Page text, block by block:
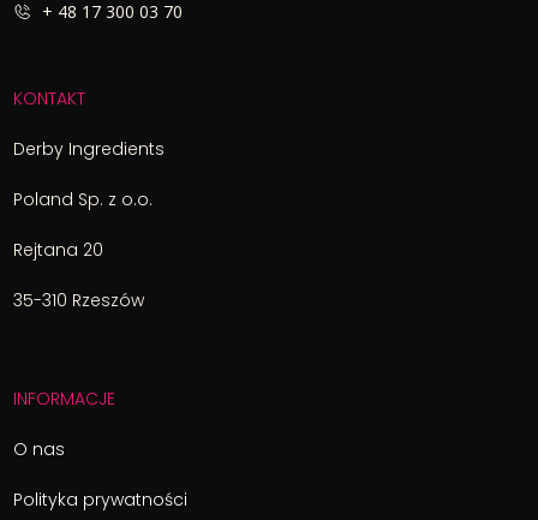
+ 48 17 300 03 70
KONTAKT
Derby Ingredients
Poland Sp. z o.o.
Rejtana 20
35-310 Rzeszów
INFORMACJE
O nas
Polityka prywatności